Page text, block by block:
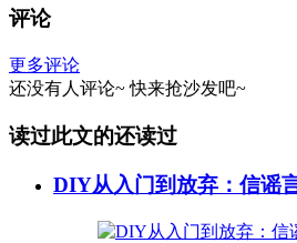
评论
更多评论
还没有人评论~ 快来抢沙发吧~
读过此文的还读过
DIY从入门到放弃：信谣